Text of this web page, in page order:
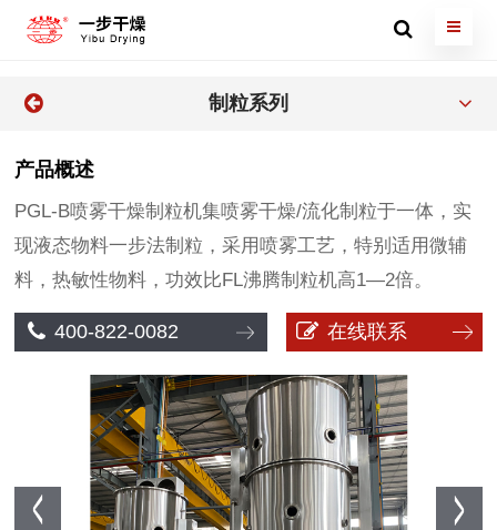
制粒系列
产品概述
PGL-B喷雾干燥制粒机集喷雾干燥/流化制粒于一体，实
现液态物料一步法制粒，采用喷雾工艺，特别适用微辅
料，热敏性物料，功效比FL沸腾制粒机高1—2倍。
400-822-0082 在线联系